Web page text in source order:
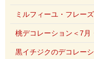
ミルフィーユ・フレー
桃デコレーション＜7月
黒イチジクのデコレー